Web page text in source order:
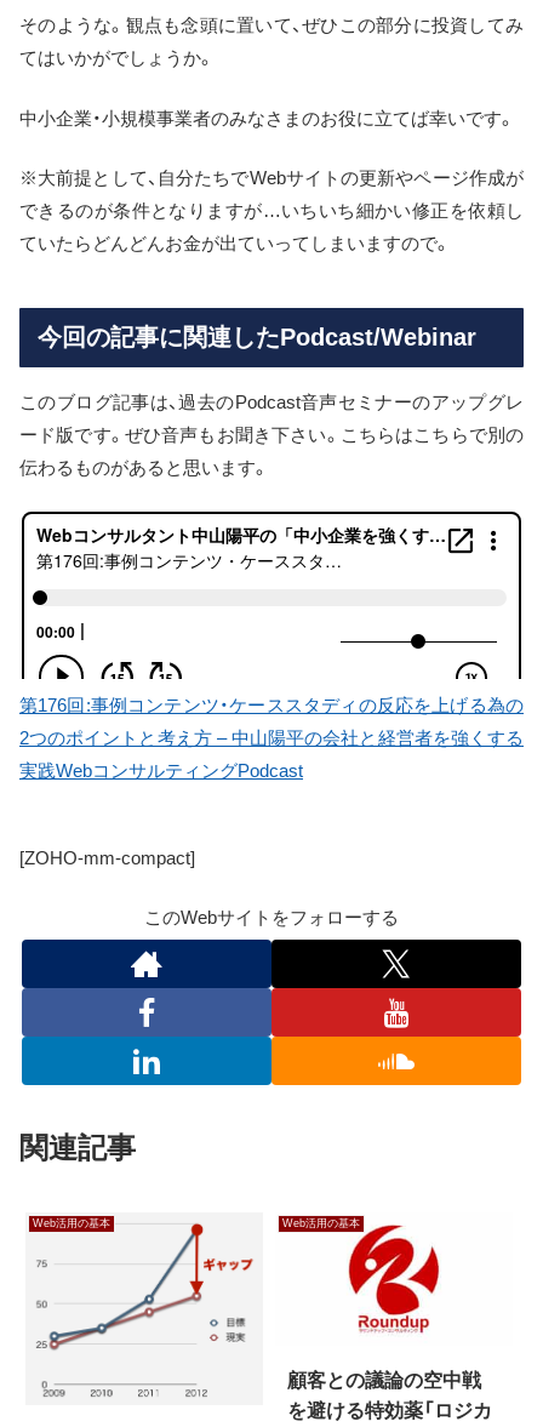
そのような。観点も念頭に置いて、ぜひこの部分に投資してみ
てはいかがでしょうか。
中小企業・小規模事業者のみなさまのお役に立てば幸いです。
※大前提として、自分たちでWebサイトの更新やページ作成が
できるのが条件となりますが…いちいち細かい修正を依頼し
ていたらどんどんお金が出ていってしまいますので。
今回の記事に関連したPodcast/Webinar
このブログ記事は、過去のPodcast音声セミナーのアップグレ
ード版です。ぜひ音声もお聞き下さい。こちらはこちらで別の
伝わるものがあると思います。
第176回:事例コンテンツ・ケーススタディの反応を上げる為の
2つのポイントと考え方 – 中山陽平の会社と経営者を強くする
実践WebコンサルティングPodcast
[ZOHO-mm-compact]
このWebサイトをフォローする
関連記事
Web活用の基本 Web活用の基本
顧客との議論の空中戦
を避ける特効薬「ロジカ